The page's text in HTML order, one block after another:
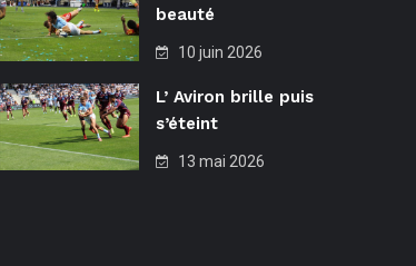
beauté
10 juin 2026
L’ Aviron brille puis
s’éteint
13 mai 2026